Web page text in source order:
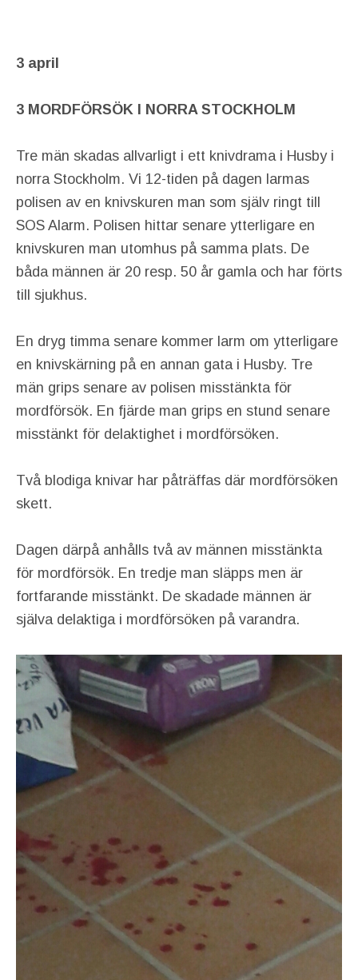
3 april
3 MORDFÖRSÖK I NORRA STOCKHOLM
Tre män skadas allvarligt i ett knivdrama i Husby i
norra Stockholm. Vi 12-tiden på dagen larmas
polisen av en knivskuren man som själv ringt till
SOS Alarm. Polisen hittar senare ytterligare en
knivskuren man utomhus på samma plats. De
båda männen är 20 resp. 50 år gamla och har förts
till sjukhus.
En dryg timma senare kommer larm om ytterligare
en knivskärning på en annan gata i Husby. Tre
män grips senare av polisen misstänkta för
mordförsök. En fjärde man grips en stund senare
misstänkt för delaktighet i mordförsöken.
Två blodiga knivar har påträffas där mordförsöken
skett.
Dagen därpå anhålls två av männen misstänkta
för mordförsök. En tredje man släpps men är
fortfarande misstänkt. De skadade männen är
själva delaktiga i mordförsöken på varandra.